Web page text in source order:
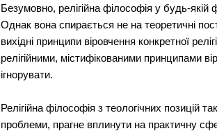
Безумовно, релігійна філософія у будь-
Однак вона спирається не на теоретичні
вихідні принципи віровчення конкретної
релігійними, містифікованими принципами
ігнорувати.
Релігійна філософія з теологічних позицій
проблеми, прагне вплинути на практичну